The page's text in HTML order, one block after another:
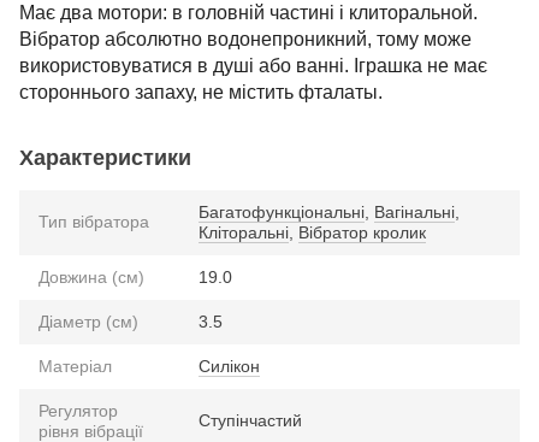
Має два мотори: в головній частині і клиторальной.
Вібратор абсолютно водонепроникний, тому може
використовуватися в душі або ванні. Іграшка не має
стороннього запаху, не містить фталаты.
Характеристики
Тип вібратора Багатофункціональні Вагінальні
Кліторальні Вібратор кролик
Довжина (см) 19.0
Діаметр (см) 3.5
Матеріал Силікон
Регулятор
рівня вібрації
Ступінчастий